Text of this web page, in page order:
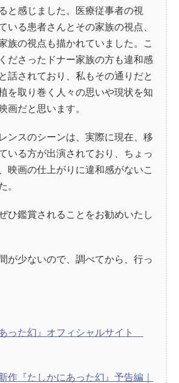
と感じました。医療従事者の視
いる患者さんとその家族の視点、
族の視点も描かれていました。こ
ださったドナー家族の方も違和感
話されており、私もその通りだと
を取り巻く人々の思いや現状を知
画だと思います。
ンスのシーンは、実際に現在、移
いる方が出演されており、ちょっ
映画の仕上がりに違和感がないこ
。
ひ鑑賞されることをお勧めいたし
が少ないので、調べてから、行っ
った幻』オフィシャルサイト
作『たしかにあった幻』予告編｜